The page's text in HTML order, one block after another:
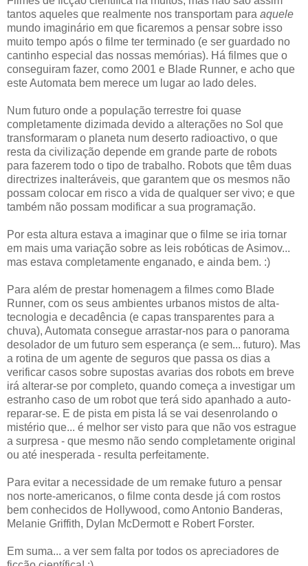
tantos aqueles que realmente nos transportam para aquele
mundo imaginário em que ficaremos a pensar sobre isso
muito tempo após o filme ter terminado (e ser guardado no
cantinho especial das nossas memórias). Há filmes que o
conseguiram fazer, como 2001 e Blade Runner, e acho que
este Automata bem merece um lugar ao lado deles.
Num futuro onde a população terrestre foi quase
completamente dizimada devido a alterações no Sol que
transformaram o planeta num deserto radioactivo, o que
resta da civilização depende em grande parte de robots
para fazerem todo o tipo de trabalho. Robots que têm duas
directrizes inalteráveis, que garantem que os mesmos não
possam colocar em risco a vida de qualquer ser vivo; e que
também não possam modificar a sua programação.
Por esta altura estava a imaginar que o filme se iria tornar
em mais uma variação sobre as leis robóticas de Asimov...
mas estava completamente enganado, e ainda bem. :)
Para além de prestar homenagem a filmes como Blade
Runner, com os seus ambientes urbanos mistos de alta-
tecnologia e decadência (e capas transparentes para a
chuva), Automata consegue arrastar-nos para o panorama
desolador de um futuro sem esperança (e sem... futuro). Mas
a rotina de um agente de seguros que passa os dias a
verificar casos sobre supostas avarias dos robots em breve
irá alterar-se por completo, quando começa a investigar um
estranho caso de um robot que terá sido apanhado a auto-
reparar-se. E de pista em pista lá se vai desenrolando o
mistério que... é melhor ser visto para que não vos estrague
a surpresa - que mesmo não sendo completamente original
ou até inesperada - resulta perfeitamente.
Para evitar a necessidade de um remake futuro a pensar
nos norte-americanos, o filme conta desde já com rostos
bem conhecidos de Hollywood, como Antonio Banderas,
Melanie Griffith, Dylan McDermott e Robert Forster.
Em suma... a ver sem falta por todos os apreciadores de